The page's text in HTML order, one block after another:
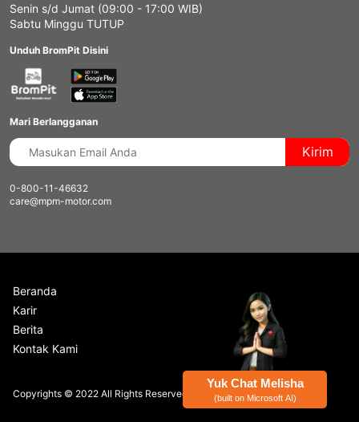
Senin s/d Jumat (09:00 - 17:00 WIB)
Sabtu Minggu TUTUP
Unduh BromPit Disini
Mari Berlangganan
Kirim
0-800-11-46632
care@mpm-motor.com
Copyrights © 2022 All Rights Reserved by MPM Honda.
Beranda
Karir
Berita
Kontak Kami
Yuk Chat Melisha
(built on Microsoft AI)